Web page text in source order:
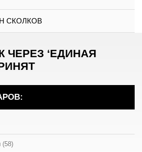
СКОЛКОВ
ЧЕРЕЗ ‘ЕДИНАЯ
(58)